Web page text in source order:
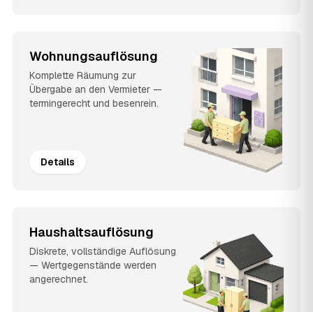
Wohnungsauflösung
Komplette Räumung zur
Übergabe an den Vermieter —
termingerecht und besenrein.
Details
Haushaltsauflösung
Diskrete, vollständige Auflösung
— Wertgegenstände werden
angerechnet.